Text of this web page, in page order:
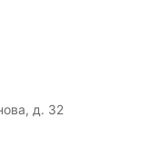
д. 32